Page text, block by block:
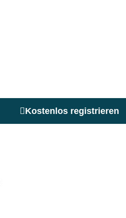
Kostenlos registrieren